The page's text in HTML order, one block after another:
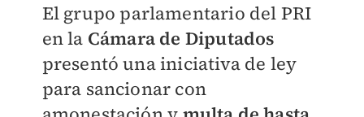
El grupo parlamentario del PRI
en la Cámara de Diputados
presentó una iniciativa de ley
para sancionar con